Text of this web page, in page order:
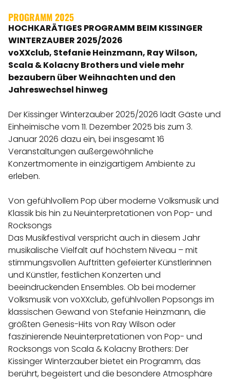
PROGRAMM 2025
HOCHKARÄTIGES PROGRAMM BEIM KISSINGER
WINTERZAUBER 2025/2026
voXXclub, Stefanie Heinzmann, Ray Wilson,
Scala & Kolacny Brothers und viele mehr
bezaubern über Weihnachten und den
Jahreswechsel hinweg
Der Kissinger Winterzauber 2025/2026 lädt Gäste und
Einheimische vom 11. Dezember 2025 bis zum 3.
Januar 2026 dazu ein, bei insgesamt 16
Veranstaltungen außergewöhnliche
Konzertmomente in einzigartigem Ambiente zu
erleben.
Von gefühlvollem Pop über moderne Volksmusik und
Klassik bis hin zu Neuinterpretationen von Pop- und
Rocksongs
Das Musikfestival verspricht auch in diesem Jahr
musikalische Vielfalt auf höchstem Niveau – mit
stimmungsvollen Auftritten gefeierter Künstlerinnen
und Künstler, festlichen Konzerten und
beeindruckenden Ensembles. Ob bei moderner
Volksmusik von voXXclub, gefühlvollen Popsongs im
klassischen Gewand von Stefanie Heinzmann, die
größten Genesis-Hits von Ray Wilson oder
faszinierende Neuinterpretationen von Pop- und
Rocksongs von Scala & Kolacny Brothers: Der
Kissinger Winterzauber bietet ein Programm, das
berührt, begeistert und die besondere Atmosphäre